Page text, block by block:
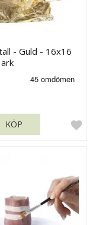
- Guld - 16x16
KÖP